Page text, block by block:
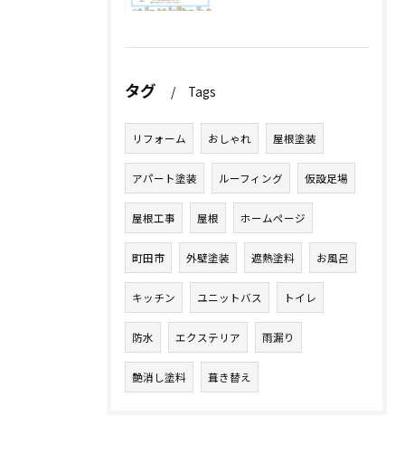
タグ Tags
リフォーム おしゃれ 屋根塗装
アパート塗装 ルーフィング 仮設足場
屋根工事 屋根 ホームページ
町田市 外壁塗装 遮熱塗料 お風呂
キッチン ユニットバス トイレ
防水 エクステリア 雨漏り
艶消し塗料 葺き替え